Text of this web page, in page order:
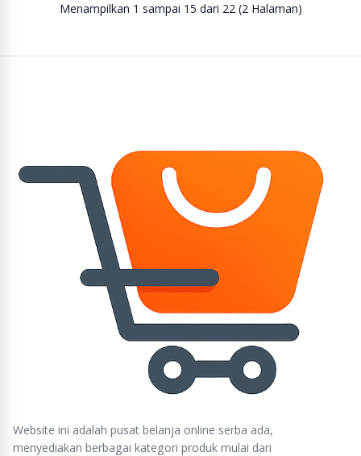
Menampilkan 1 sampai 15 dari 22 (2 Halaman)
Website ini adalah pusat belanja online serba ada,
menyediakan berbagai kategori produk mulai dari